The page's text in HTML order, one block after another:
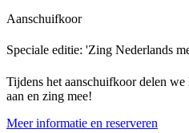
Aanschuifkoor
Speciale editie: 'Zing Nederlands
Tijdens het aanschuifkoor delen
aan en zing mee!
Meer informatie en reserveren